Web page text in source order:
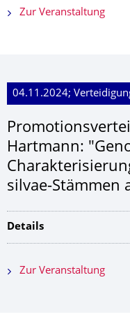
Zur Veranstaltung
04.11.2024;
Hartmann:
silvae-Stämmen
Details
Zur Veranstaltung